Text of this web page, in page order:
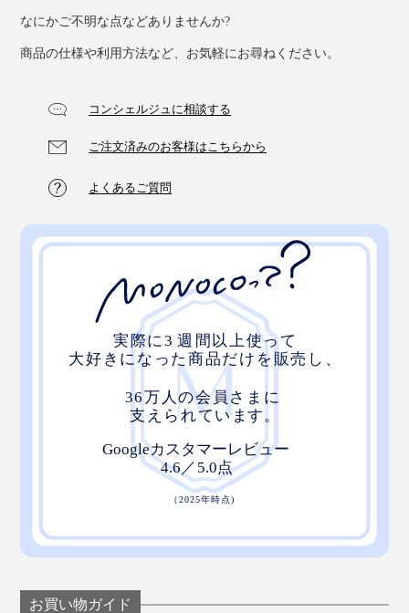
なにかご不明な点などありませんか?
商品の仕様や利用方法など、お気軽にお尋ねください。
コンシェルジュに相談する
ご注文済みのお客様はこちらから
よくあるご質問
お買い物ガイド